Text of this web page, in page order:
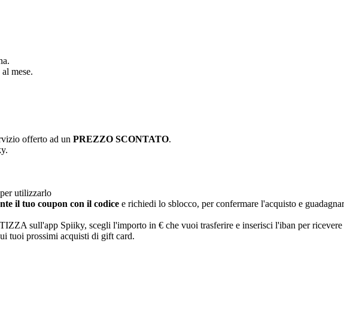
mese.
offerto ad un PREZZO SCONTATO.
utilizzarlo
il tuo coupon con il codice e richiedi lo sblocco, per confermare l'acquisto e
sull'app Spiiky, scegli l'importo in € che vuoi trasferire e inserisci l'iban per
tuoi prossimi acquisti di gift card.